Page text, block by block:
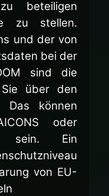
beteiligen
zu stellen.
und der von
bei der
sind die
über den
Das können
oder
sein. Ein
von EU-